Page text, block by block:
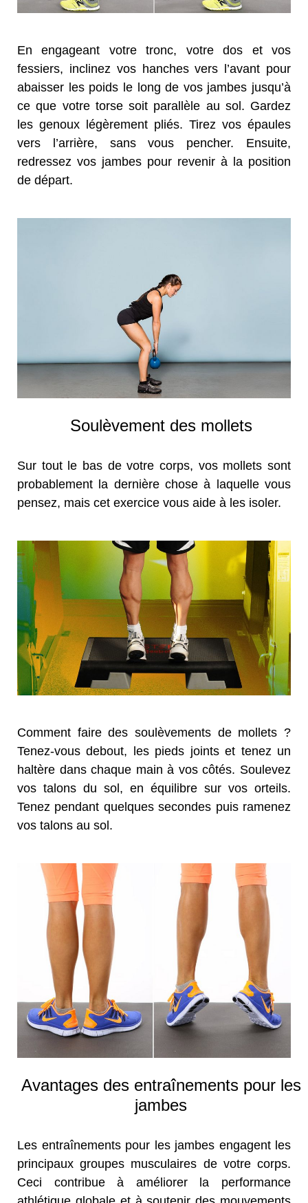
En engageant votre tronc, votre dos et vos
fessiers, inclinez vos hanches vers l’avant pour
abaisser les poids le long de vos jambes jusqu’à
ce que votre torse soit parallèle au sol. Gardez
les genoux légèrement pliés. Tirez vos épaules
vers l’arrière, sans vous pencher. Ensuite,
redressez vos jambes pour revenir à la position
de départ.
Soulèvement des mollets
Sur tout le bas de votre corps, vos mollets sont
probablement la dernière chose à laquelle vous
pensez, mais cet exercice vous aide à les isoler.
Comment faire des soulèvements de mollets ?
Tenez-vous debout, les pieds joints et tenez un
haltère dans chaque main à vos côtés. Soulevez
vos talons du sol, en équilibre sur vos orteils.
Tenez pendant quelques secondes puis ramenez
vos talons au sol.
Avantages des entraînements pour les
jambes
Les entraînements pour les jambes engagent les
principaux groupes musculaires de votre corps.
Ceci contribue à améliorer la performance